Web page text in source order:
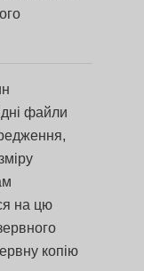
файли
на цю
копію